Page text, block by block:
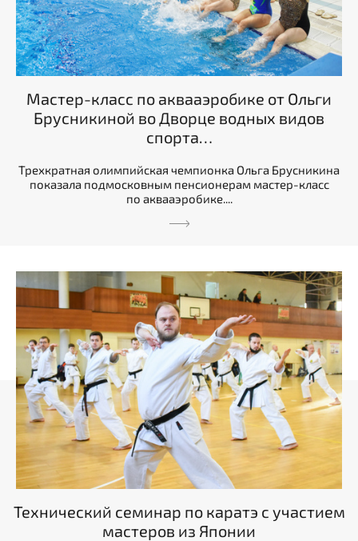
Мастер-класс по аквааэробике от Ольги
Брусникиной во Дворце водных видов
спорта…
Трехкратная олимпийская чемпионка Ольга Брусникина
показала подмосковным пенсионерам мастер-класс
по аквааэробике....
Технический семинар по каратэ с участием
мастеров из Японии